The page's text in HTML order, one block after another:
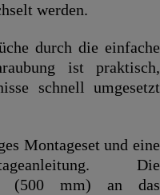
werden.
durch die einfache
ist praktisch,
schnell umgesetzt
Montageset und eine
Die
(500 mm) an das